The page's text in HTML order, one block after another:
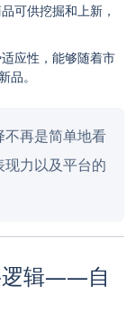
可供挖掘和上新，
应性，能够随着市
品。
不再是简单地看
力以及平台的
逻辑——自